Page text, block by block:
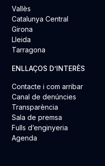
Vallès
Catalunya Central
Girona
Lleida
Tarragona
ENLLAÇOS D’INTERÈS
Contacte i com arribar
Canal de denúncies
Transparència
Sala de premsa
Fulls d’enginyeria
Agenda